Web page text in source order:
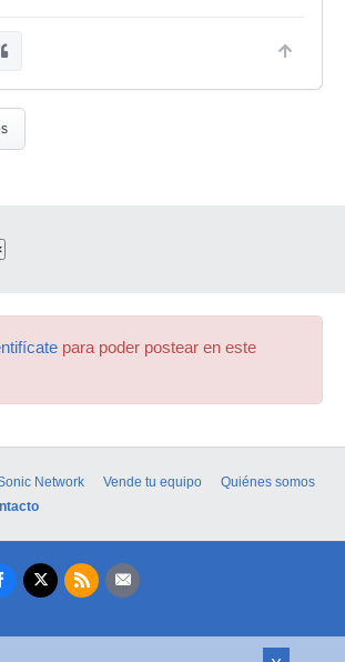
para poder postear en este
Network Vende tu equipo
Quiénes somos